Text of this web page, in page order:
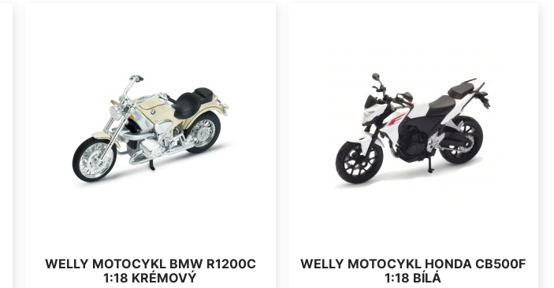
WELLY MOTOCYKL BMW R1200C
1:18 KRÉMOVÝ
WELLY MOTOCYKL HONDA CB500F
1:18 BÍLÁ